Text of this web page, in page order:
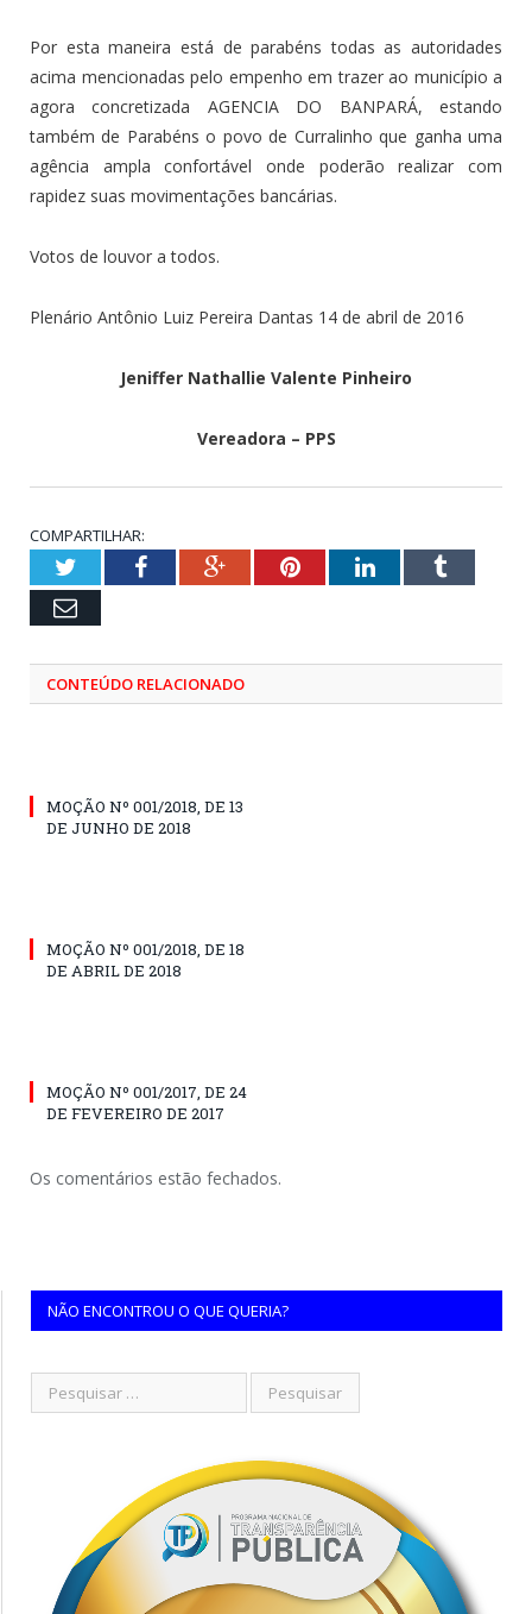
Por esta maneira está de parabéns todas as autoridades
acima mencionadas pelo empenho em trazer ao município a
agora concretizada AGENCIA DO BANPARÁ, estando
também de Parabéns o povo de Curralinho que ganha uma
agência ampla confortável onde poderão realizar com
rapidez suas movimentações bancárias.
Votos de louvor a todos.
Plenário Antônio Luiz Pereira Dantas 14 de abril de 2016
Jeniffer Nathallie Valente Pinheiro
Vereadora – PPS
COMPARTILHAR:
TwitterFacebookGoogle+PinterestLinkedInTumblr
Email
CONTEÚDO RELACIONADO
MOÇÃO Nº 001/2018, DE 13
DE JUNHO DE 2018
MOÇÃO Nº 001/2018, DE 18
DE ABRIL DE 2018
MOÇÃO Nº 001/2017, DE 24
DE FEVEREIRO DE 2017
Os comentários estão fechados.
NÃO ENCONTROU O QUE QUERIA?